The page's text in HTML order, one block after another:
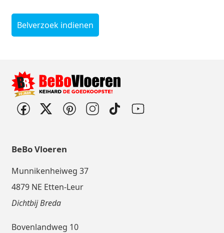
Belverzoek indienen
BeBo Vloeren
Munnikenheiweg 37
4879 NE Etten-Leur
Dichtbij Breda
Bovenlandweg 10